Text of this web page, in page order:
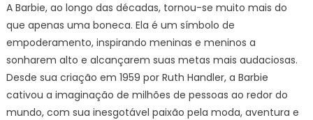
A Barbie, ao longo das décadas, tornou-se muito mais do
que apenas uma boneca. Ela é um símbolo de
empoderamento, inspirando meninas e meninos a
sonharem alto e alcançarem suas metas mais audaciosas.
Desde sua criação em 1959 por Ruth Handler, a Barbie
cativou a imaginação de milhões de pessoas ao redor do
mundo, com sua inesgotável paixão pela moda, aventura e